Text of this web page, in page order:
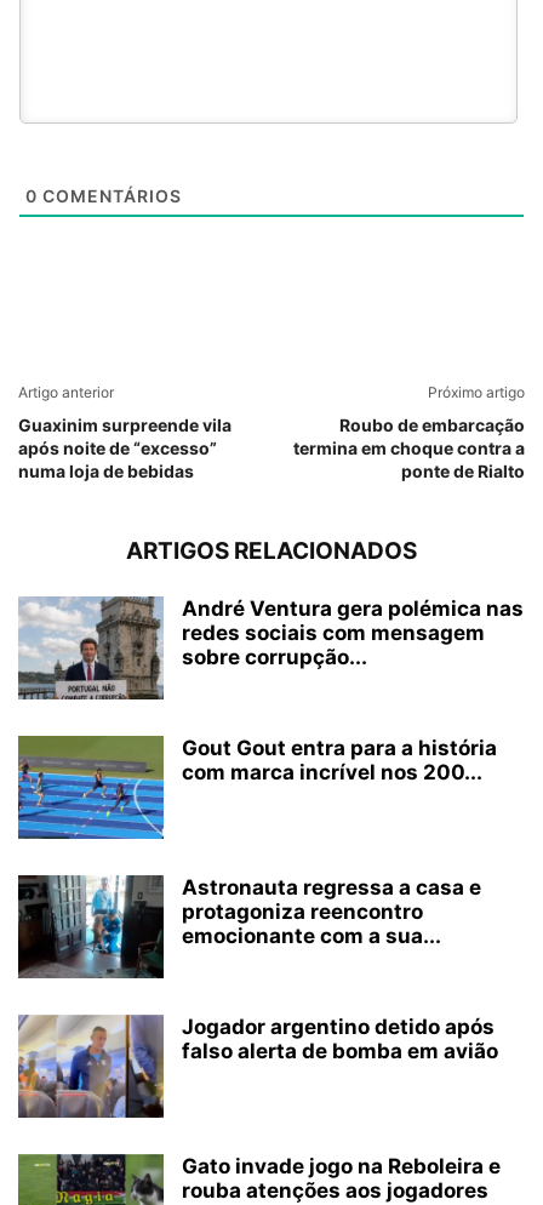
0 COMENTÁRIOS
Artigo anterior
Guaxinim surpreende vila
após noite de “excesso”
numa loja de bebidas
Próximo artigo
Roubo de embarcação
termina em choque contra a
ponte de Rialto
ARTIGOS RELACIONADOS
André Ventura gera polémica nas
redes sociais com mensagem
sobre corrupção...
Gout Gout entra para a história
com marca incrível nos 200...
Astronauta regressa a casa e
protagoniza reencontro
emocionante com a sua...
Jogador argentino detido após
falso alerta de bomba em avião
Gato invade jogo na Reboleira e
rouba atenções aos jogadores